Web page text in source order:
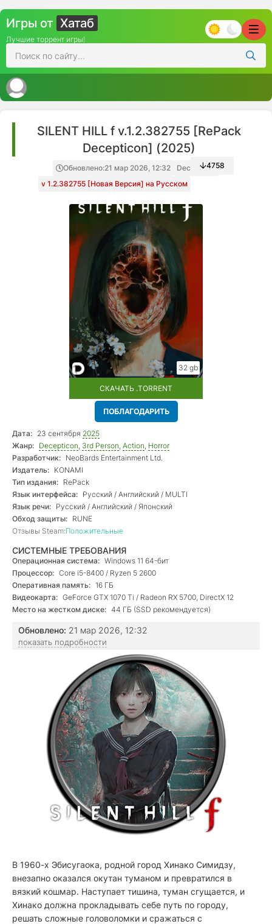
Игры от Хатаб
Лучшие торрент игры!
SILENT HILL f v.1.2.382755 [RePack
Decepticon] (2025)
Обновлено:21 мар 2026, 12:32
Decepticon
v 1.2.382755 [Новая Версия] на Русском
4758
32 gb
СКАЧАТЬ .TORRENT
ПОБЛАГОДАРИТЬ
Дата: 23 сентября 2025
Жанр: Decepticon, 3rd Person, Action, Horror
Разработчик: NeoBards Entertainment Ltd.
Издатель: KONAMI
Тип издания: RePack
Язык интерфейса: Русский / Английский / MULTI
Язык речи: Русский / Английский / Японский
Обход защиты: RUNE
Отзывы Steam:Положительные
СИСТЕМНЫЕ ТРЕБОВАНИЯ
Операционная система: Windows 11 64-бит
Процессор: Core i5-8400 / Ryzen 5 2600
Оперативная память: 16 ГБ
Видеокарта: GeForce GTX 1070 Ti / Radeon RX 5700, DirectX 12
Место на жестком диске: 44 ГБ (SSD рекомендуется)
Обновлено: 21 мар 2026, 12:32
показать подробности
В 1960-х Эбисугаока, родной город Хинако Симидзу,
внезапно оказался окутан туманом и превратился в
вязкий кошмар. Наступает тишина, туман сгущается, и
Хинако должна прокладывать себе путь по городу,
решать сложные головоломки и сражаться с